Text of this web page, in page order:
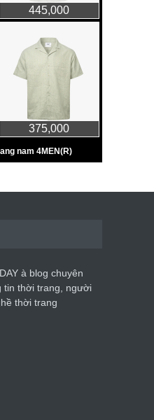
à blog chuyên
tin thời trang, người
thời trang